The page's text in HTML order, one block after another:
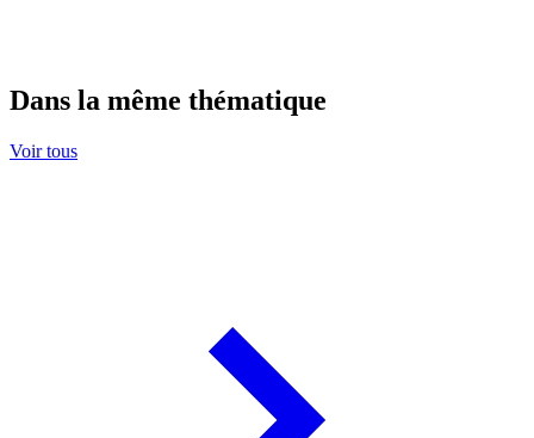
Dans la même thématique
Voir tous